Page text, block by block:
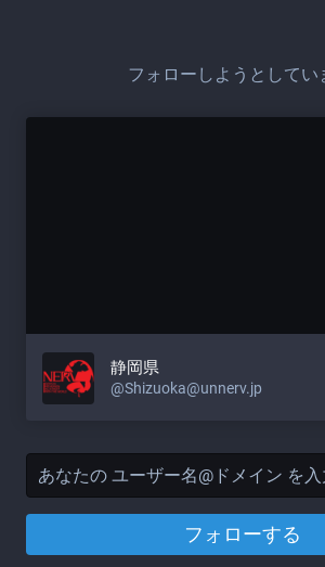
フォローしようとしてい
静岡県
@Shizuoka@unnerv.jp
フォローする